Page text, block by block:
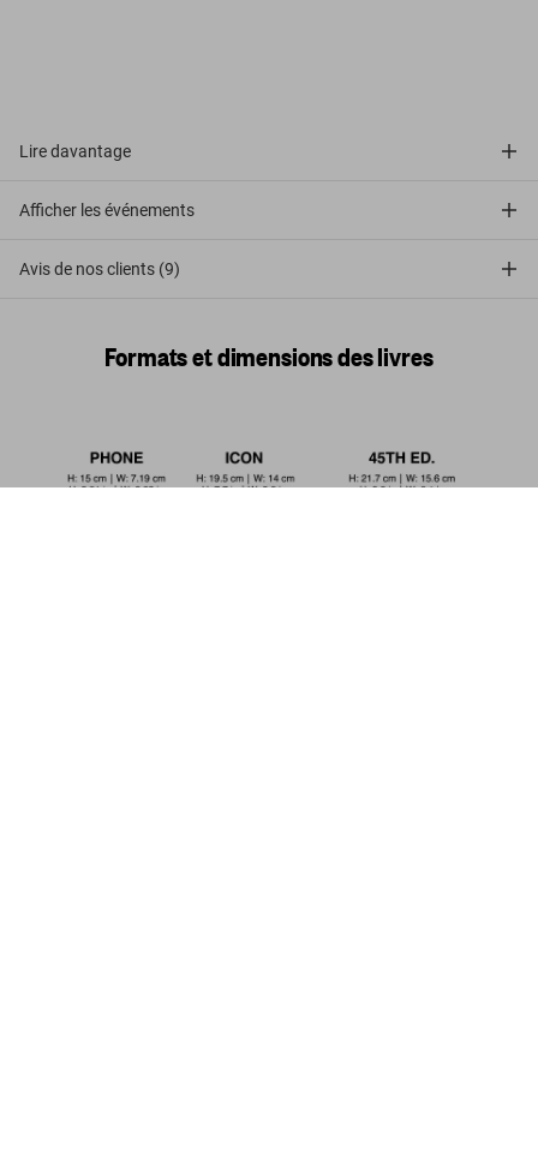
Lire davantage
Afficher les événements
Avis de nos clients (9)
Formats et dimensions des livres